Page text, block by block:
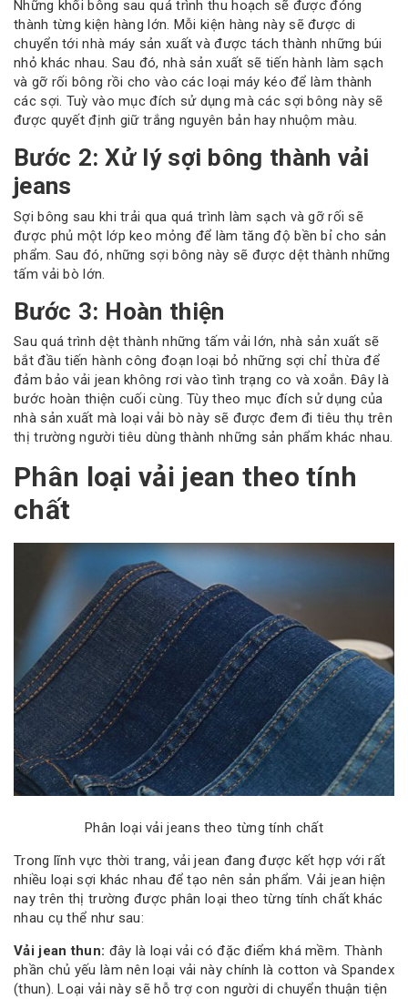
Những khối bông sau quá trình thu hoạch sẽ được đóng
thành từng kiện hàng lớn. Mỗi kiện hàng này sẽ được di
chuyển tới nhà máy sản xuất và được tách thành những búi
nhỏ khác nhau. Sau đó, nhà sản xuất sẽ tiến hành làm sạch
và gỡ rối bông rồi cho vào các loại máy kéo để làm thành
các sợi. Tuỳ vào mục đích sử dụng mà các sợi bông này sẽ
được quyết định giữ trắng nguyên bản hay nhuộm màu.
Bước 2: Xử lý sợi bông thành vải
jeans
Sợi bông sau khi trải qua quá trình làm sạch và gỡ rối sẽ
được phủ một lớp keo mỏng để làm tăng độ bền bỉ cho sản
phẩm. Sau đó, những sợi bông này sẽ được dệt thành những
tấm vải bò lớn.
Bước 3: Hoàn thiện
Sau quá trình dệt thành những tấm vải lớn, nhà sản xuất sẽ
bắt đầu tiến hành công đoạn loại bỏ những sợi chỉ thừa để
đảm bảo vải jean không rơi vào tình trạng co và xoắn. Đây là
bước hoàn thiện cuối cùng. Tùy theo mục đích sử dụng của
nhà sản xuất mà loại vải bò này sẽ được đem đi tiêu thụ trên
thị trường người tiêu dùng thành những sản phẩm khác nhau.
Phân loại vải jean theo tính
chất
Phân loại vải jeans theo từng tính chất
Trong lĩnh vực thời trang, vải jean đang được kết hợp với rất
nhiều loại sợi khác nhau để tạo nên sản phẩm. Vải jean hiện
nay trên thị trường được phân loại theo từng tính chất khác
nhau cụ thể như sau:
Vải jean thun: đây là loại vải có đặc điểm khá mềm. Thành
phần chủ yếu làm nên loại vải này chính là cotton và Spandex
(thun). Loại vải này sẽ hỗ trợ con người di chuyển thuận tiện